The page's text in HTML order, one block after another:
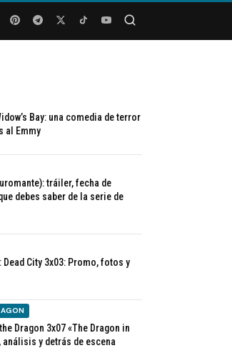
Bay: una comedia de terror
al Emmy
tráiler, fecha de
debes saber de la serie de
Dead City 3x03: Promo, fotos y
Dragon 3x07 «The Dragon in
análisis y detrás de escena